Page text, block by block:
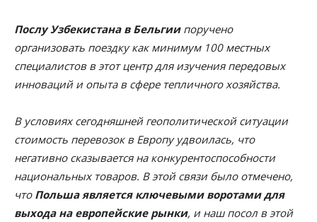
Послу Узбекистана в Бельгиипоручено
организовать поездку как минимум 100 местных
специалистов в этот центр для изучения передовых
инноваций и опыта в сфере тепличного хозяйства.
В условиях сегодняшней геополитической ситуации
стоимость перевозок в Европу удвоилась, что
негативно сказывается на конкурентоспособности
национальных товаров. В этой связи было отмечено,
что Польша является ключевыми воротами для
выхода на европейские рынки, и наш посол в этой